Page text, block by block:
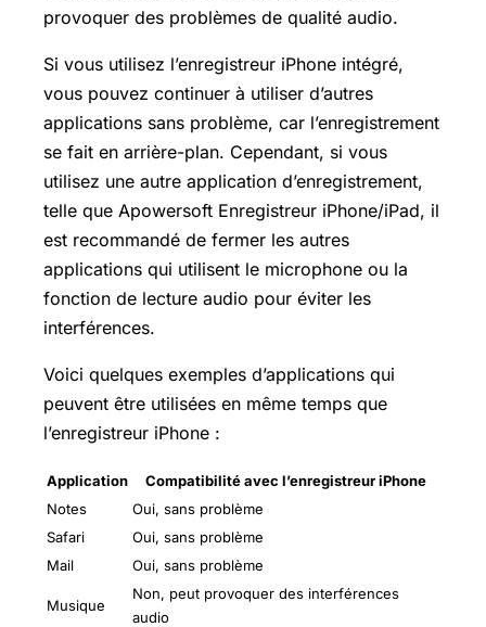
provoquer des problèmes de qualité audio.
Si vous utilisez l’enregistreur iPhone intégré,
vous pouvez continuer à utiliser d’autres
applications sans problème, car l’enregistrement
se fait en arrière-plan. Cependant, si vous
utilisez une autre application d’enregistrement,
telle que Apowersoft Enregistreur iPhone/iPad, il
est recommandé de fermer les autres
applications qui utilisent le microphone ou la
fonction de lecture audio pour éviter les
interférences.
Voici quelques exemples d’applications qui
peuvent être utilisées en même temps que
l’enregistreur iPhone :
Application
Compatibilité avec l’enregistreur iPhone
Notes
Oui, sans problème
Safari
Oui, sans problème
Mail
Oui, sans problème
Musique
Non, peut provoquer des interférences
audio